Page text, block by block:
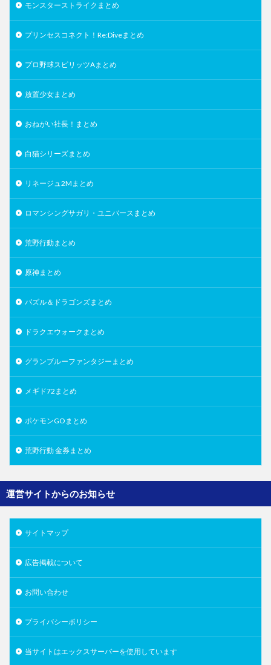
モンスターストライクまとめ
プリンセスコネクト！Re:Diveまとめ
プロ野球スピリッツAまとめ
放置少女まとめ
おねがい社長！まとめ
白猫シリーズまとめ
リネージュ2Mまとめ
ロマンシングサガリ・ユニバースまとめ
荒野行動まとめ
原神まとめ
パズル＆ドラゴンズまとめ
ドラクエウォークまとめ
グランブルーファンタジーまとめ
メギド72まとめ
ポケモンGOまとめ
荒野行動 金券まとめ
運営サイトからのお知らせ
サイトマップ
広告掲載について
お問い合わせ
プライバシーポリシー
当サイトはエックスサーバーを使用しています